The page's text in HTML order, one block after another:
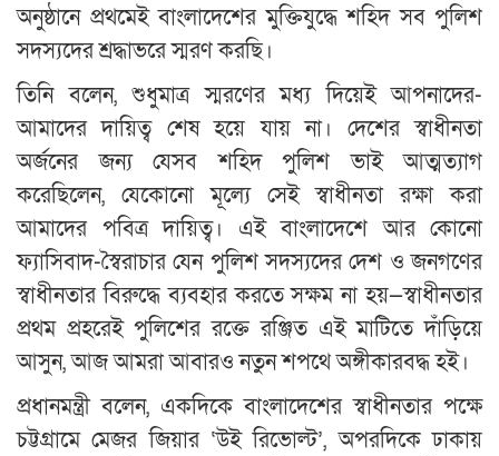
অনুষ্ঠানে প্রথমেই বাংলাদেশের মুক্তিযুদ্ধে শহিদ সব পুলিশ
সদস্যদের শ্রদ্ধাভরে স্মরণ করছি।
তিনি বলেন, শুধুমাত্র স্মরণের মধ্য দিয়েই আপনাদের-
আমাদের দায়িত্ব শেষ হয়ে যায় না। দেশের স্বাধীনতা
অর্জনের জন্য যেসব শহিদ পুলিশ ভাই আত্মত্যাগ
করেছিলেন, যেকোনো মূল্যে সেই স্বাধীনতা রক্ষা করা
আমাদের পবিত্র দায়িত্ব। এই বাংলাদেশে আর কোনো
ফ্যাসিবাদ-স্বৈরাচার যেন পুলিশ সদস্যদের দেশ ও জনগণের
স্বাধীনতার বিরুদ্ধে ব্যবহার করতে সক্ষম না হয়—স্বাধীনতার
প্রথম প্রহরেই পুলিশের রক্তে রঞ্জিত এই মাটিতে দাঁড়িয়ে
আসুন, আজ আমরা আবারও নতুন শপথে অঙ্গীকারবদ্ধ হই।
প্রধানমন্ত্রী বলেন, একদিকে বাংলাদেশের স্বাধীনতার পক্ষে
চট্টগ্রামে মেজর জিয়ার ‘উই রিভোল্ট’, অপরদিকে ঢাকায়